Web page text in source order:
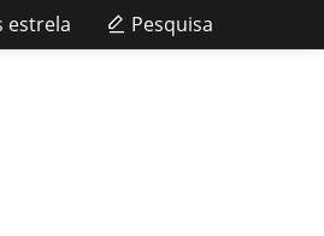
estrela Pesquisa